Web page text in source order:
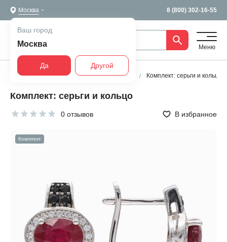
Москва 8 (800) 302-16-55
Ваш город
Москва
Да Другой
Меню
Главная Все украшения Комплекты Комплект: серьги и кольцо
Комплект: серьги и кольцо
0 отзывов В избранное
Комплект